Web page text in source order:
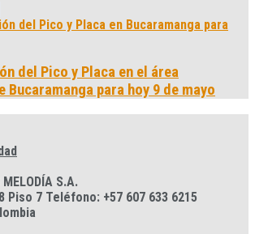
del Pico y Placa en el área
para hoy 9 de mayo
MELODÍA S.A.
Piso 7 Teléfono: +57 607 633 6215